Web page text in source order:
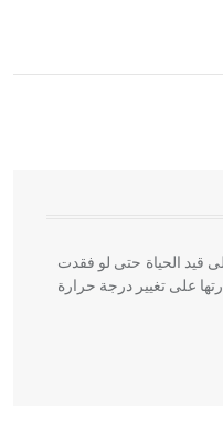
الهندسية التي ارتبطت
ومصر خاصة، حيث يحرص
الواجهات
قيد الحياة حتى لو فقدت
على تغيير درجة حرارة